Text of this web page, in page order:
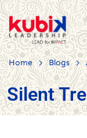
Home > Blogs >
Silent